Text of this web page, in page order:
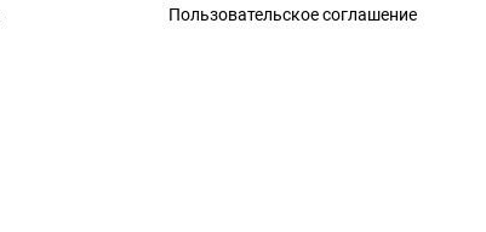
Пользовательское соглашение